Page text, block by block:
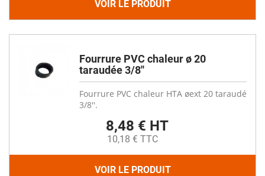
VOIR LE PRODUIT
Fourrure PVC chaleur ø 20
taraudée 3/8''
Fourrure PVC chaleur HTA øext 20 taraudé
3/8''.
8,48 € HT
10,18 € TTC
VOIR LE PRODUIT